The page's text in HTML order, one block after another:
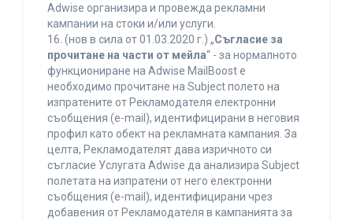
Adwise организира и провежда рекламни
кампании на стоки и/или услуги.
16. (нов в сила от 01.03.2020 г.) „Съгласие за
прочитане на части от мейла“ - за нормалното
функциониране на Adwise MailBoost е
необходимо прочитане на Subject полето на
изпратените от Рекламодателя електронни
съобщения (e-mail), идентифицирани в неговия
профил като обект на рекламната кампания. За
целта, Рекламодателят дава изричното си
съгласие Услугата Adwise да анализира Subject
полетата на изпратени от него електронни
съобщения (e-mail), идентифицирани чрез
добавения от Рекламодателя в кампанията за